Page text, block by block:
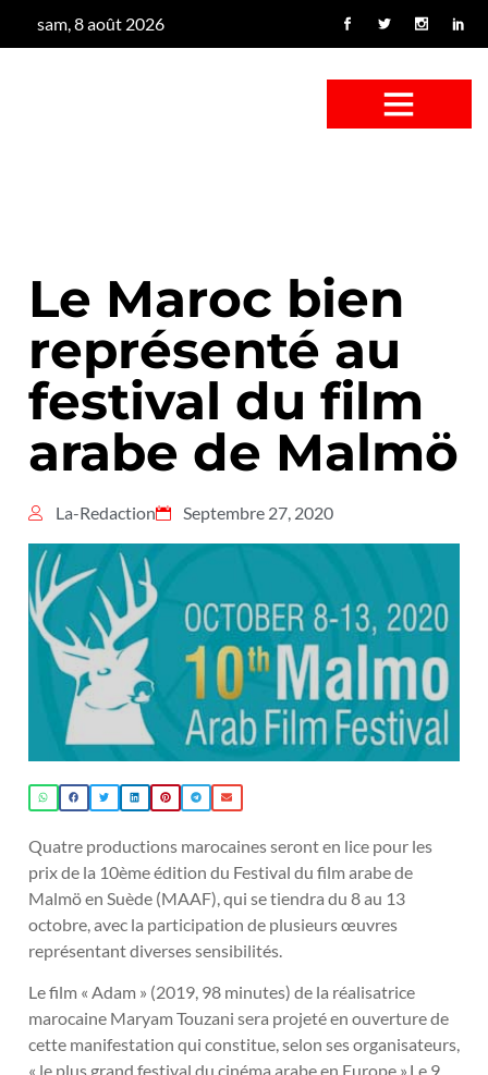
sam, 8 août 2026
Le Maroc bien
représenté au
festival du film
arabe de Malmö
La-Redaction Septembre 27, 2020
Quatre productions marocaines seront en lice pour les
prix de la 10ème édition du Festival du film arabe de
Malmö en Suède (MAAF), qui se tiendra du 8 au 13
octobre, avec la participation de plusieurs œuvres
représentant diverses sensibilités.
Le film « Adam » (2019, 98 minutes) de la réalisatrice
marocaine Maryam Touzani sera projeté en ouverture de
cette manifestation qui constitue, selon ses organisateurs,
« le plus grand festival du cinéma arabe en Europe ».Le 9